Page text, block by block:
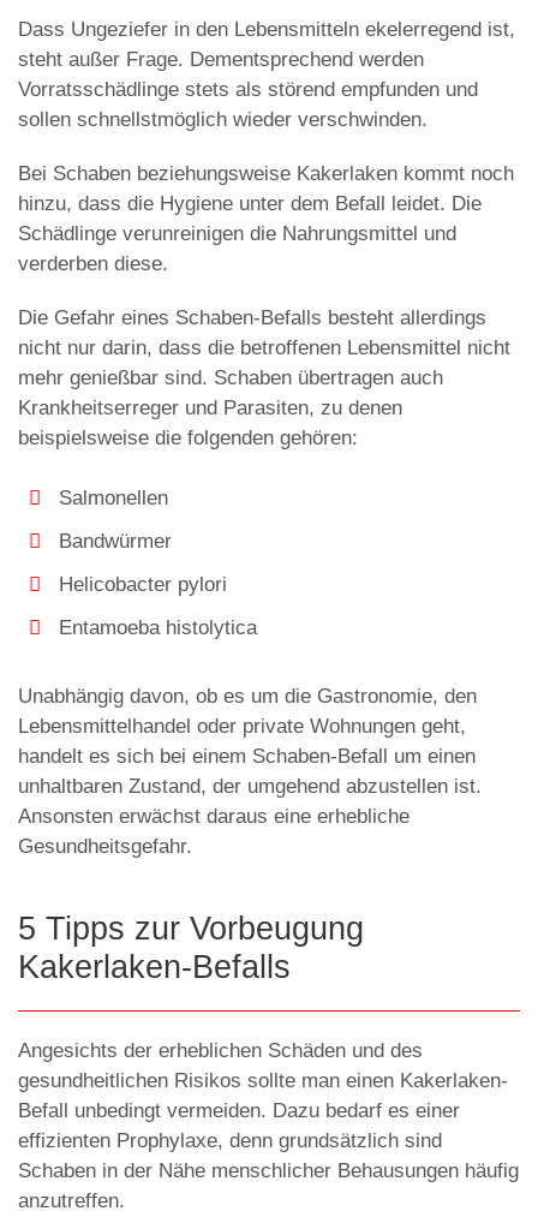
Dass Ungeziefer in den Lebensmitteln ekelerregend ist,
steht außer Frage. Dementsprechend werden
Vorratsschädlinge stets als störend empfunden und
sollen schnellstmöglich wieder verschwinden.
Bei Schaben beziehungsweise Kakerlaken kommt noch
hinzu, dass die Hygiene unter dem Befall leidet. Die
Schädlinge verunreinigen die Nahrungsmittel und
verderben diese.
Die Gefahr eines Schaben-Befalls besteht allerdings
nicht nur darin, dass die betroffenen Lebensmittel nicht
mehr genießbar sind. Schaben übertragen auch
Krankheitserreger und Parasiten, zu denen
beispielsweise die folgenden gehören:
Salmonellen
Bandwürmer
Helicobacter pylori
Entamoeba histolytica
Unabhängig davon, ob es um die Gastronomie, den
Lebensmittelhandel oder private Wohnungen geht,
handelt es sich bei einem Schaben-Befall um einen
unhaltbaren Zustand, der umgehend abzustellen ist.
Ansonsten erwächst daraus eine erhebliche
Gesundheitsgefahr.
5 Tipps zur Vorbeugung
Kakerlaken-Befalls
Angesichts der erheblichen Schäden und des
gesundheitlichen Risikos sollte man einen Kakerlaken-
Befall unbedingt vermeiden. Dazu bedarf es einer
effizienten Prophylaxe, denn grundsätzlich sind
Schaben in der Nähe menschlicher Behausungen häufig
anzutreffen.